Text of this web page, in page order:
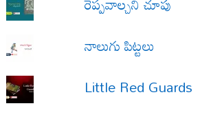
నాలుగు పిట్టలు
Little Red Guards